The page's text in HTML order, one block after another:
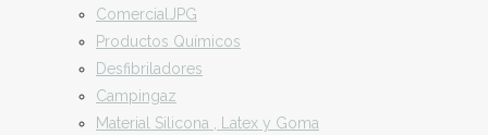
ComercialJPG
Productos Químicos
Desfibriladores
Campingaz
Material Silicona , Latex y Goma